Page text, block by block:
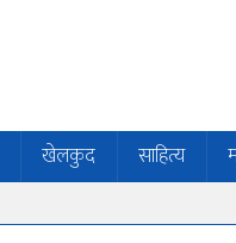
खेलकुद साहित्य